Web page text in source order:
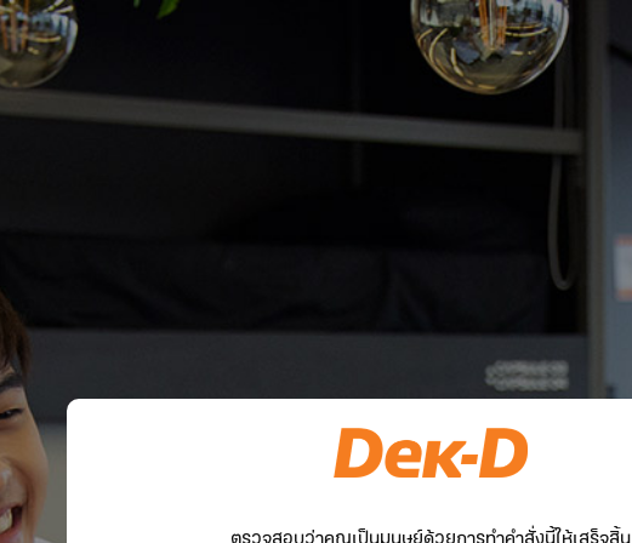
ตรวจสอบว่าคุณเป็นมนุษย์ด้วยการทำคำสั่งนี้ให้เสร็จสิ้น